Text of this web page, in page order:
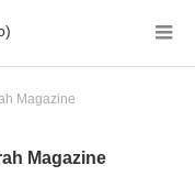
Magazine
Magazine